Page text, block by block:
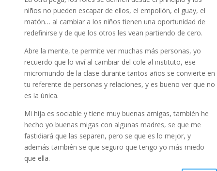
niños no pueden escapar de ellos, el empollón, el guay, el
matón… al cambiar a los niños tienen una oportunidad de
redefinirse y de que los otros les vean partiendo de cero.
Abre la mente, te permite ver muchas más personas, yo
recuerdo que lo viví al cambiar del cole al instituto, ese
micromundo de la clase durante tantos años se convierte en
tu referente de personas y relaciones, y es bueno ver que no
es la única.
Mi hija es sociable y tiene muy buenas amigas, también he
hecho yo buenas migas con algunas madres, se que me
fastidiará que las separen, pero se que es lo mejor, y
además también se que seguro que tengo yo más miedo
que ella.